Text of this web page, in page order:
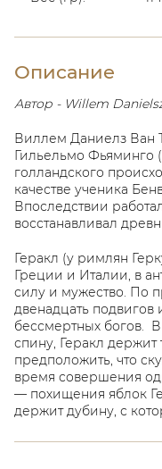
Описание
Автор - Willem
Виллем Даниелз Ван
Гильельмо Фьяминго
голландского
качестве ученика
Впоследствии
восстанавливал
Геракл (у римлян
Греции и Италии, в
силу и мужество. По
двенадцать подвигов
бессмертных богов.
спину, Геракл держит
предположить, что
время совершения
— похищения яблок
держит дубину, с